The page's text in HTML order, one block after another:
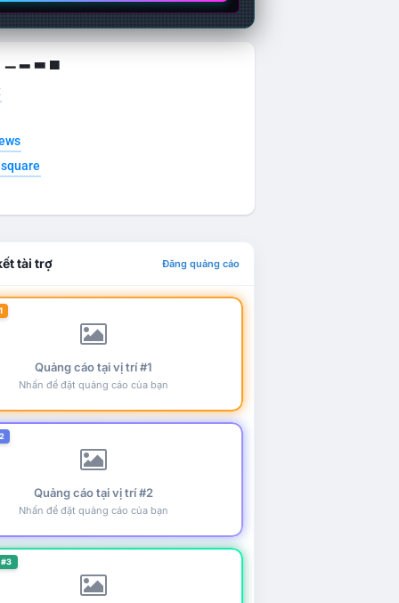
▁ ▂ ▃ ▄
tài trợ Đăng quảng cáo
Quảng cáo tại vị trí #1
Nhấn để đặt quảng cáo của bạn
Quảng cáo tại vị trí #2
Nhấn để đặt quảng cáo của bạn